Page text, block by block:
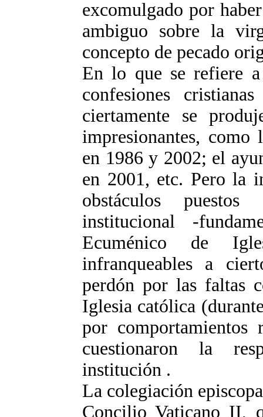
excomulgado por
ambiguo sobre la
concepto de pecado
En lo que se refiere
confesiones
ciertamente se
impresionantes,
en 1986 y 2002; el
en 2001, etc. Pero la
obstáculos
institucional -
Ecuménico de
infranqueables a
perdón por las faltas
Iglesia católica
por comportamientos
cuestionaron la
institución .
La colegiación
Concilio Vaticano II,